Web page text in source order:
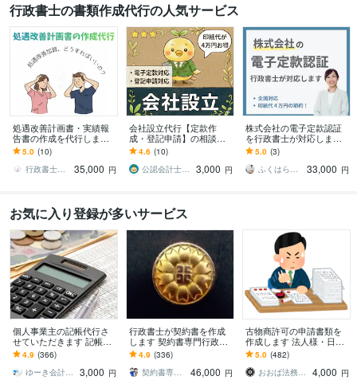
行政書士の書類作成代行の人気サービス
処遇改善計画書・実績報
告書の作成を代行します
現場を知る行政書士が、
新制度の処遇改善計画書
作成を代行します
5.0 (10)
行政書士ささき事務所
35,000 円
会社設立代行【定款作
成・登記申請】の相談承
ります オプションで税務
届出、役員報酬決定議事
録にも対応！
4.6 (10)
公認会計士･税理士･行政書士 のどか屋
3,000 円
株式会社の電子定款認証
を行政書士が対応します
全国どこからでもオンラ
インで解決
5.0 (3)
ふくはら行政書士事務所
33,000 円
お気に入り登録が多いサービス
個人事業主の記帳代行さ
せていただきます 記帳に
関しては全てお任せ下さ
い！青色申告標準対応で
す。
4.9 (366)
ゆーき会計サポーター
3,000 円
行政書士が契約書を作成
します 契約書専門行政書
士が各種契約書を作成
4.9 (336)
契約書専門行政書士・社労士事務所
46,000 円
古物商許可の申請書類を
作成します 法人様・日本
全国・賃貸物件・外国籍
の方全て対応可能です！
5.0 (482)
おおば法務事務所
4,000 円